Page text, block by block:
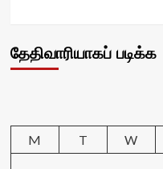
தேதிவாரியாகப் படிக்க
M
T W